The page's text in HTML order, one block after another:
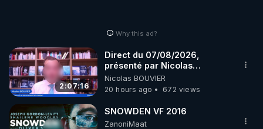
Why this ad?
2:07:16
Direct du 07/08/2026,
présenté par Nicolas
BOUVIER
Nicolas BOUVIER
20 hours ago
672 views
SNOWDEN VF 2016
ZanoniMaat